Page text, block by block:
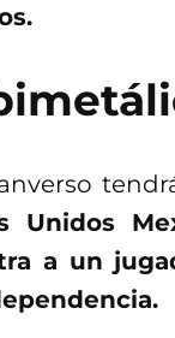
a un